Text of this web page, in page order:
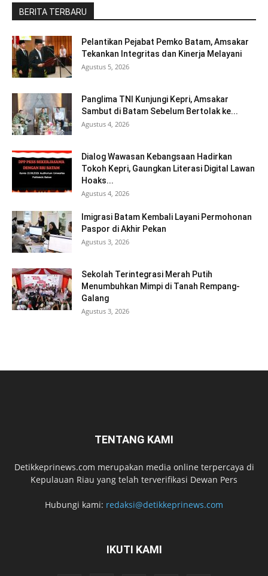
BERITA TERBARU
Pelantikan Pejabat Pemko Batam, Amsakar
Tekankan Integritas dan Kinerja Melayani
Agustus 5, 2026
Panglima TNI Kunjungi Kepri, Amsakar
Sambut di Batam Sebelum Bertolak ke...
Agustus 4, 2026
Dialog Wawasan Kebangsaan Hadirkan
Tokoh Kepri, Gaungkan Literasi Digital Lawan
Hoaks...
Agustus 4, 2026
Imigrasi Batam Kembali Layani Permohonan
Paspor di Akhir Pekan
Agustus 3, 2026
Sekolah Terintegrasi Merah Putih
Menumbuhkan Mimpi di Tanah Rempang-
Galang
Agustus 3, 2026
TENTANG KAMI
Detikkeprinews.com merupakan media online terpercaya di
Kepulauan Riau yang telah terverifikasi Dewan Pers
Hubungi kami: redaksi@detikkeprinews.com
IKUTI KAMI